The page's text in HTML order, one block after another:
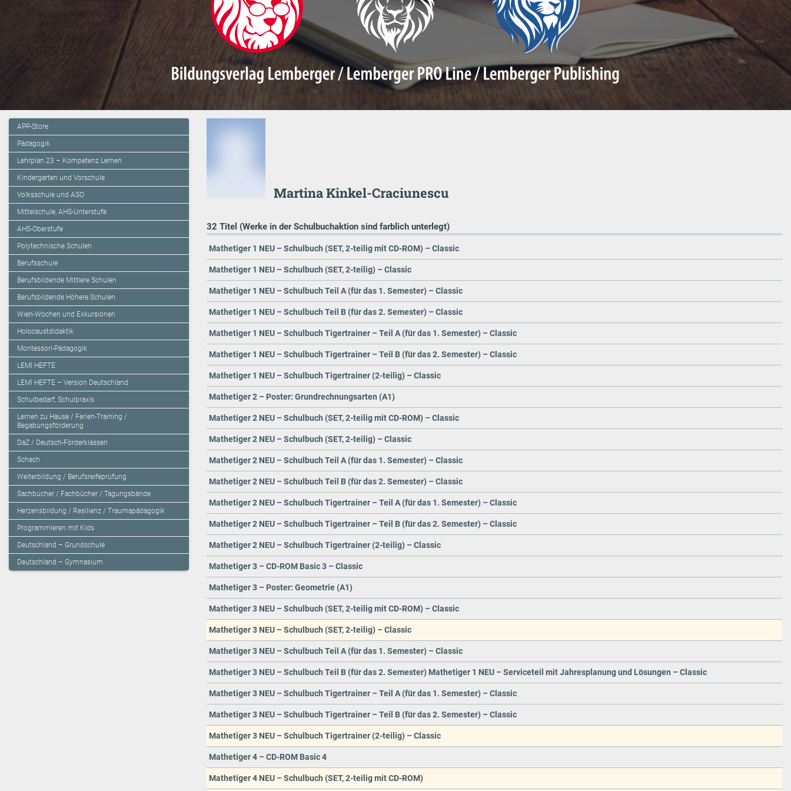
APP-Store
Pädagogik
Lehrplan 23 – Kompetenz Lernen
Kindergarten und Vorschule
Volksschule und ASO
Mittelschule, AHS-Unterstufe
AHS-Oberstufe
Polytechnische Schulen
Berufsschule
Berufsbildende Mittlere Schulen
Berufsbildende Höhere Schulen
Wien-Wochen und Exkursionen
Holocaustdidaktik
Montessori-Pädagogik
LEMI HEFTE
LEMI HEFTE – Version Deutschland
Schulbedarf, Schulpraxis
Lernen zu Hause / Ferien-Training /
Begabungsförderung
DaZ / Deutsch-Förderklassen
Schach
Weiterbildung / Berufsreifeprüfung
Sachbücher / Fachbücher / Tagungsbände
Herzensbildung / Resilienz / Traumapädagogik
Programmieren mit Kids
Deutschland – Grundschule
Deutschland – Gymnasium
Martina Kinkel-Craciunescu
32 Titel (Werke in der Schulbuchaktion sind farblich unterlegt)
Mathetiger 1 NEU – Schulbuch (SET, 2-teilig mit CD-ROM) – Classic
Mathetiger 1 NEU – Schulbuch (SET, 2-teilig) – Classic
Mathetiger 1 NEU – Schulbuch Teil A (für das 1. Semester) – Classic
Mathetiger 1 NEU – Schulbuch Teil B (für das 2. Semester) – Classic
Mathetiger 1 NEU – Schulbuch Tigertrainer – Teil A (für das 1. Semester) – Classic
Mathetiger 1 NEU – Schulbuch Tigertrainer – Teil B (für das 2. Semester) – Classic
Mathetiger 1 NEU – Schulbuch Tigertrainer (2-teilig) – Classic
Mathetiger 2 – Poster: Grundrechnungsarten (A1)
Mathetiger 2 NEU – Schulbuch (SET, 2-teilig mit CD-ROM) – Classic
Mathetiger 2 NEU – Schulbuch (SET, 2-teilig) – Classic
Mathetiger 2 NEU – Schulbuch Teil A (für das 1. Semester) – Classic
Mathetiger 2 NEU – Schulbuch Teil B (für das 2. Semester) – Classic
Mathetiger 2 NEU – Schulbuch Tigertrainer – Teil A (für das 1. Semester) – Classic
Mathetiger 2 NEU – Schulbuch Tigertrainer – Teil B (für das 2. Semester) – Classic
Mathetiger 2 NEU – Schulbuch Tigertrainer (2-teilig) – Classic
Mathetiger 3 – CD-ROM Basic 3 – Classic
Mathetiger 3 – Poster: Geometrie (A1)
Mathetiger 3 NEU – Schulbuch (SET, 2-teilig mit CD-ROM) – Classic
Mathetiger 3 NEU – Schulbuch (SET, 2-teilig) – Classic
Mathetiger 3 NEU – Schulbuch Teil A (für das 1. Semester) – Classic
Mathetiger 3 NEU – Schulbuch Teil B (für das 2. Semester) Mathetiger 1 NEU – Serviceteil mit Jahresplanung und Lösungen – Classic
Mathetiger 3 NEU – Schulbuch Tigertrainer – Teil A (für das 1. Semester) – Classic
Mathetiger 3 NEU – Schulbuch Tigertrainer – Teil B (für das 2. Semester) – Classic
Mathetiger 3 NEU – Schulbuch Tigertrainer (2-teilig) – Classic
Mathetiger 4 – CD-ROM Basic 4
Mathetiger 4 NEU – Schulbuch (SET, 2-teilig mit CD-ROM)